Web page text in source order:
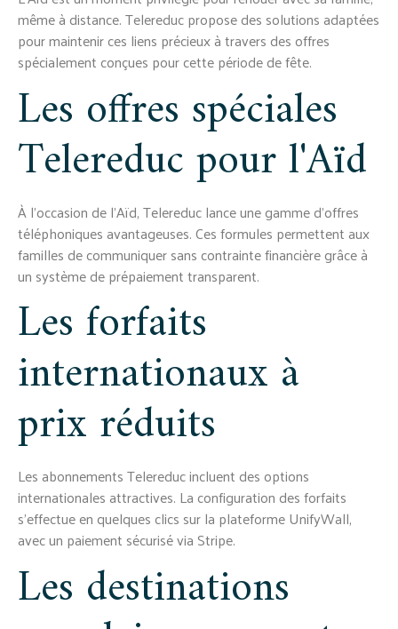
même à distance. Telereduc propose des solutions adaptées
pour maintenir ces liens précieux à travers des offres
spécialement conçues pour cette période de fête.
Les offres spéciales
Telereduc pour l'Aïd
À l'occasion de l'Aïd, Telereduc lance une gamme d'offres
téléphoniques avantageuses. Ces formules permettent aux
familles de communiquer sans contrainte financière grâce à
un système de prépaiement transparent.
Les forfaits
internationaux à
prix réduits
Les abonnements Telereduc incluent des options
internationales attractives. La configuration des forfaits
s'effectue en quelques clics sur la plateforme UnifyWall,
avec un paiement sécurisé via Stripe.
Les destinations